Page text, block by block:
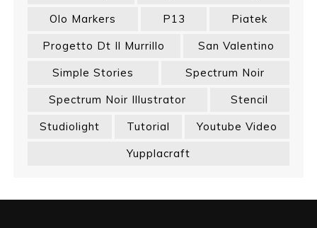
Olo Markers
P13
Piatek
Progetto Dt Il Murrillo
San Valentino
Simple Stories
Spectrum Noir
Spectrum Noir Illustrator
Stencil
Studiolight
Tutorial
Youtube Video
Yupplacraft